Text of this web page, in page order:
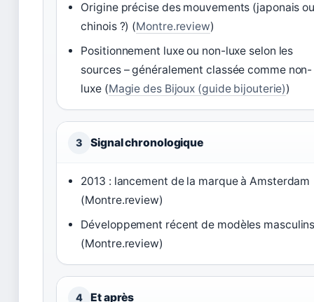
Origine précise des mouvements (japonais
chinois ?) (Montre.review)
Positionnement luxe ou non-luxe selon les
sources – généralement classée comme non-
luxe (Magie des Bijoux (guide bijouterie))
3 Signal chronologique
2013 : lancement de la marque à Amsterdam
(Montre.review)
Développement récent de modèles
(Montre.review)
4 Et après